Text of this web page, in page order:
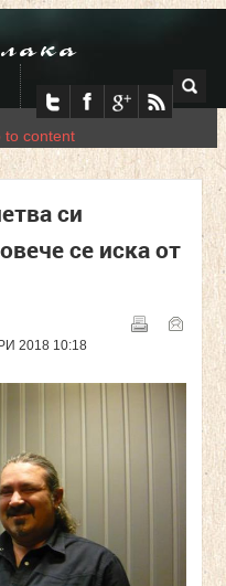
to content
си
се иска от
2018 10:18